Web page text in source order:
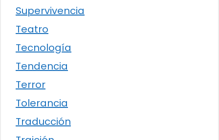
Supervivencia
Teatro
Tecnología
Tendencia
Terror
Tolerancia
Traducción